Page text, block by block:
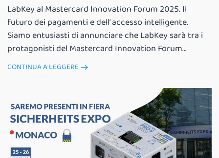
LabKey al Mastercard Innovation Forum 2025. Il
futuro dei pagamenti e dell’ accesso intelligente.
Siamo entusiasti di annunciare che LabKey sarà tra i
protagonisti del Mastercard Innovation Forum...
CONTINUA A LEGGERE